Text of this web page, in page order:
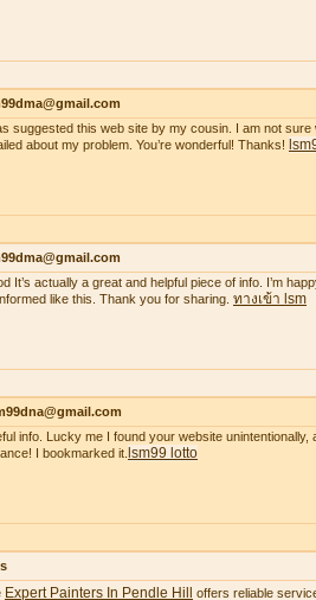
suggested this web site by my cousin. I am not
about my problem. You’re wonderful! Thanks!
It’s actually a great and helpful piece of info. I’m
like this. Thank you for sharing. ทางเข้า lsm
info. Lucky me I found your website
I bookmarked it. lsm99 lotto
Expert Painters In Pendle Hill
offers reliable